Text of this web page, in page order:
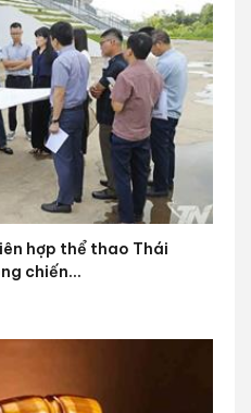
hợp thể thao Thái
chiến...